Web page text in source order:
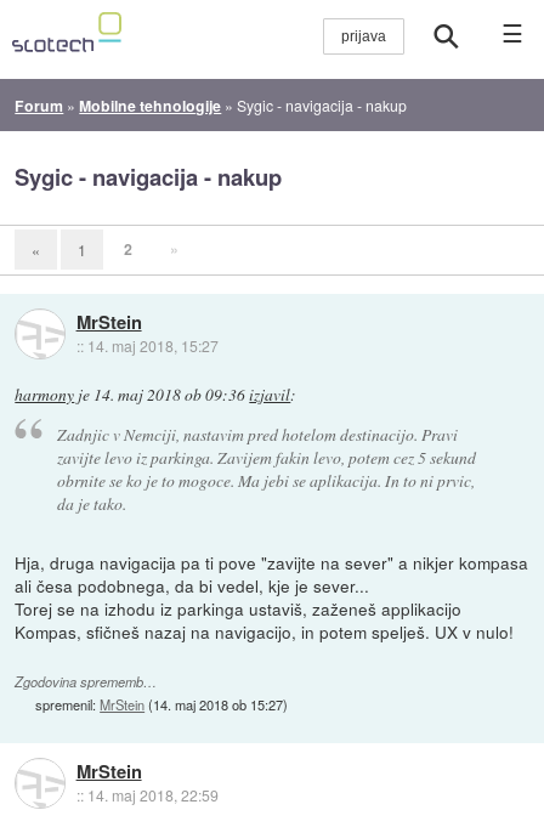
☰
Forum »Mobilne tehnologije »Sygic - navigacija - nakup
Sygic - navigacija - nakup
« 1 2 »
MrStein
:: 14. maj 2018, 15:27
harmony je 14. maj 2018 ob 09:36izjavil:
Zadnjic v Nemciji, nastavim pred hotelom destinacijo. Pravi
zavijte levo iz parkinga. Zavijem fakin levo, potem cez 5 sekund
obrnite se ko je to mogoce. Ma jebi se aplikacija. In to ni prvic,
da je tako.
Hja, druga navigacija pa ti pove "zavijte na sever" a nikjer kompasa
ali česa podobnega, da bi vedel, kje je sever...
Torej se na izhodu iz parkinga ustaviš, zaženeš applikacijo
Kompas, sfičneš nazaj na navigacijo, in potem spelješ. UX v nulo!
Zgodovina sprememb…
spremenil:MrStein(14. maj 2018 ob 15:27)
MrStein
:: 14. maj 2018, 22:59